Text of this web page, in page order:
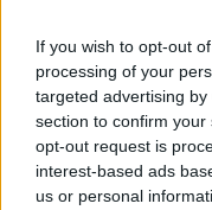
If you wish to opt-out
processing of your
targeted advertising
section to confirm
opt-out request is
interest-based ads
us or personal
Πρόεδρος: Μήπως
εσείς κυρία μου;
φύγει. Τι λέτε;